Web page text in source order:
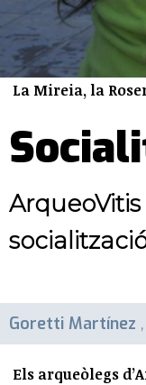
La Mireia, la
Goretti Martínez
Els arqueòlegs